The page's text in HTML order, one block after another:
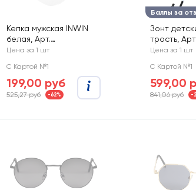
Кепка мужская INWIN
белая, Арт.
SCH25YH023
Цена за 1 шт
С Картой №1
199,00 руб
525,27 руб -62%
Баллы за
Зонт
трость,
Цена за 1 шт
С Картой №1
599,00
841,06 руб -